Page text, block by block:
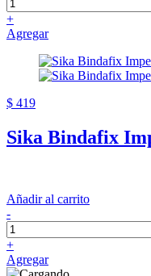
+
Agregar
$ 419
Sika Bindafix
Añadir al carrito
-
+
Agregar